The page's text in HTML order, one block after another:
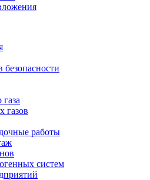
безопасности
газов
работы
систем